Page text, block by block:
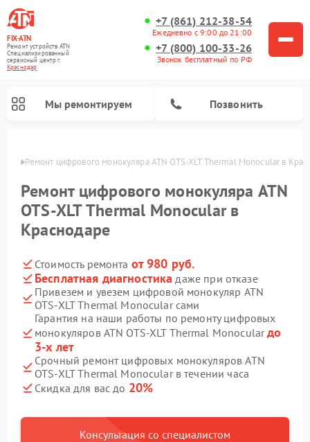
FIX-ATN
Ремонт устройств ATN
Специализированный
cервисный центр г.
Краснодар
+7 (861) 212-38-54
Ежедневно с 9:00 до 21:00
+7 (800) 100-33-26
Звонок бесплатный по РФ
Мы ремонтируем Позвонить
Ремонт цифрового монокуляра ATN OTS‑XLT Thermal Monocular в
Ремонт цифрового монокуляра ATN
OTS‑XLT Thermal Monocular в
Краснодаре
Стоимость ремонта от 980 руб.
Бесплатная диагностика даже при отказе
Привезем и увезем цифровой монокуляр ATN
OTS‑XLT Thermal Monocular сами
Гарантия на наши работы по ремонту цифровых
монокуляров ATN OTS‑XLT Thermal Monocularдо
3-х лет
Срочный ремонт цифровых монокуляров ATN
OTS‑XLT Thermal Monocular в течении часа
Скидка для вас до 20%
Консультация со специалистом